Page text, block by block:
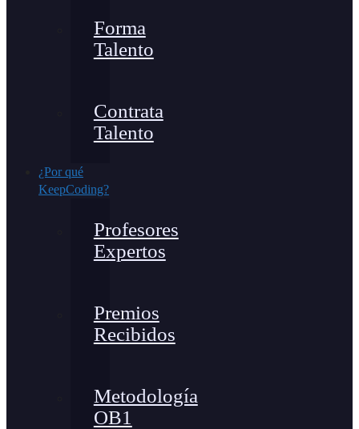
Forma
Talento
Contrata
Talento
¿Por qué
KeepCoding?
Profesores
Expertos
Premios
Recibidos
Metodología
OB1